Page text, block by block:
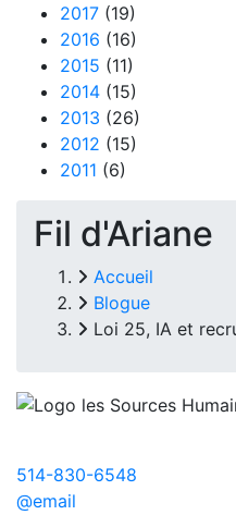
2017 (19)
2016 (16)
2015 (11)
2014 (15)
2013 (26)
2012 (15)
2011 (6)
Fil d'Ariane
Accueil
Blogue
Loi 25, IA et
514-830-6548
@email